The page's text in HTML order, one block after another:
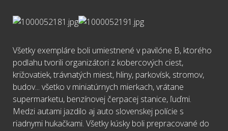
Všetky exempláre boli umiestnené v pavilóne B, ktorého
podlahu tvorili organizátori z kobercových ciest,
križovatiek, trávnatých miest, hliny, parkovísk, stromov,
budov... všetko v miniatúrnych mierkach, vrátane
supermarketu, benzínovej čerpacej stanice, ľuďmi.
Medzi autami jazdilo aj auto slovenskej polície s
riadnymi hukačkami. Všetky kúsky boli prepracované do